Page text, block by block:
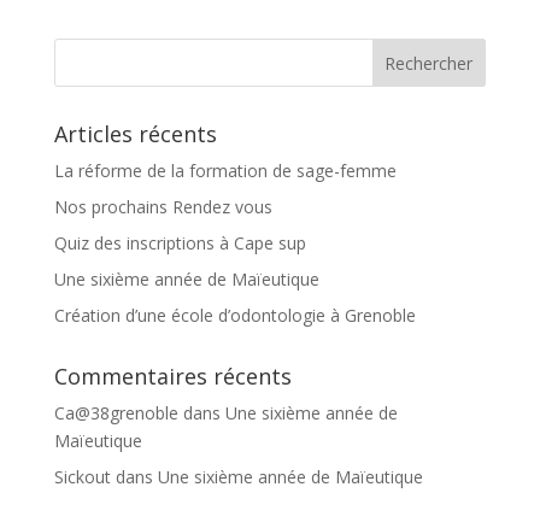
Articles récents
La réforme de la formation de sage-femme
Nos prochains Rendez vous
Quiz des inscriptions à Cape sup
Une sixième année de Maïeutique
Création d’une école d’odontologie à Grenoble
Commentaires récents
Ca@38grenoble dans Une sixième année de
Maïeutique
Sickoutdans Une sixième année de Maïeutique